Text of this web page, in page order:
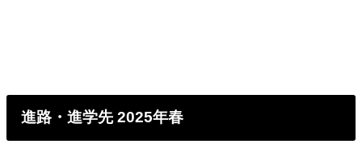
進路・進学先 2025年春